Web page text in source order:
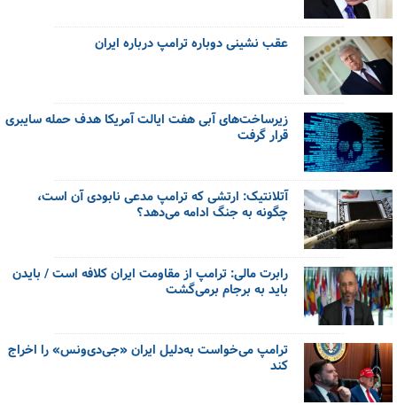
عقب نشینی دوباره ترامپ درباره ایران
زیرساخت‌های آبی هفت ایالت آمریکا هدف حمله سایبری
قرار گرفت
آتلانتیک: ارتشی که ترامپ مدعی نابودی آن است،
چگونه به جنگ ادامه می‌دهد؟
رابرت مالی: ترامپ از مقاومت ایران کلافه است / بایدن
باید به برجام برمی‌گشت
ترامپ می‌خواست به‌دلیل ایران «جی‌دی‌ونس» را اخراج
کند